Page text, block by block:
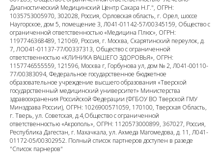
Диагностический Медицинский Центр Сакара Н.Г.", ОГРН:
1035753005970, 302028, Россия, Орловская область, г. Орел, шоссе
Наугорское, дом 5, помещение 3, Л041-01142-57/00345159, Общество с
ограниченной ответственностью «Медицина Плюс», ОГРН:
1197746368489, 121069, Россия, г. Москва, Скарятинский переулок, д.
7, ЛО041-01137-77/00337313, Общество с ограниченной
ответственностью «КЛИНИКА ВАШЕГО ЗДОРОВЬЯ», ОГРН:
1157746555559, 121596, Москва г, Горбунова ул, дом № 2, Л041-00110-
77/00383094, Федеральное государственное бюджетное
образовательное учреждение высшего образования «Тверской
государственный медицинский университет» Министерства
здравоохранения Российской Федерации (ФГБОУ ВО Тверской ГМУ
Минздрава России), ОГРН: 1026900571059, 170100, Тверская Область,
г. Тверь, ул. Советская, д.4,Общество с ограниченной
ответственностью «Акрополь», ОГРН: 1120573000899, 367027, Россия,
Республика Дагестан, г. Махачкала, ул. Ахмеда Магомедова, д. 11, Л041-
01172-05/00302952. Полный список партнеров доступен в разеде
"Список парнеров"